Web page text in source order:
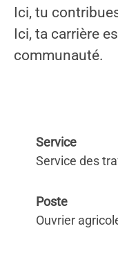
Ici, tu
Ici, ta carrière
communauté.
Service
Service des
Poste
Ouvrier